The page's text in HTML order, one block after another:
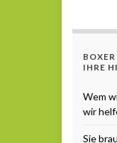
IHRE
Wem
wir
Sie